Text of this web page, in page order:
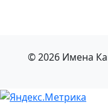
© 2026 Имена